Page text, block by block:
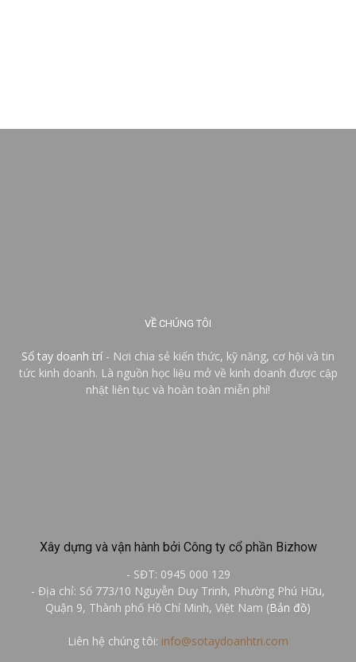
VỀ CHÚNG TÔI
Sổ tay doanh trí - Nơi chia sẻ kiến thức, kỹ năng, cơ hội và tin
tức kinh doanh. Là nguồn học liệu mở về kinh doanh được cập
nhật liên tục và hoàn toàn miễn phí!
Xây dựng và vận hành bởi Công ty cổ phần Bizhow
- SĐT: 0945 000 129
- Địa chỉ: Số 773/10 Nguyễn Duy Trinh, Phường Phú Hữu,
Quận 9, Thành phố Hồ Chí Minh, Việt Nam (Bản đồ)
Liên hệ chúng tôi: info@sotaydoanhtri.com